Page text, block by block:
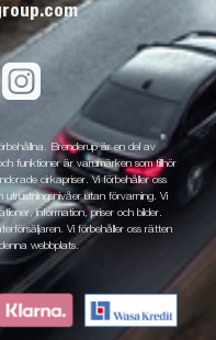
Brenderup är en del av
funktioner är varumärken som tillhör
cirkapriser. Vi förbehåller oss
utan förvarning. Vi
information, priser och bilder.
Vi förbehåller oss rätten
webbplats.